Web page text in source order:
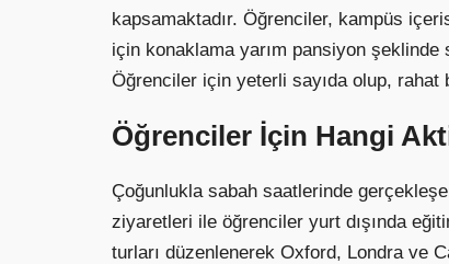
kapsamaktadır. Öğrenciler, kampüs
için konaklama yarım pansiyon şeklinde
Öğrenciler için yeterli sayıda olup, rahat
Öğrenciler İçin Hangi
Çoğunlukla sabah saatlerinde
ziyaretleri ile öğrenciler yurt dışında
turları düzenlenerek Oxford, Londra ve